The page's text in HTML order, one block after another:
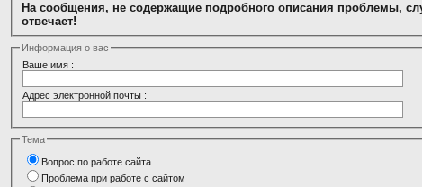
На сообщения, не содержащие подробного описания проблемы,
отвечает!
Информация о вас
Ваше имя :
Адрес электронной почты :
Тема
Вопрос по работе сайта
Проблема при работе с сайтом